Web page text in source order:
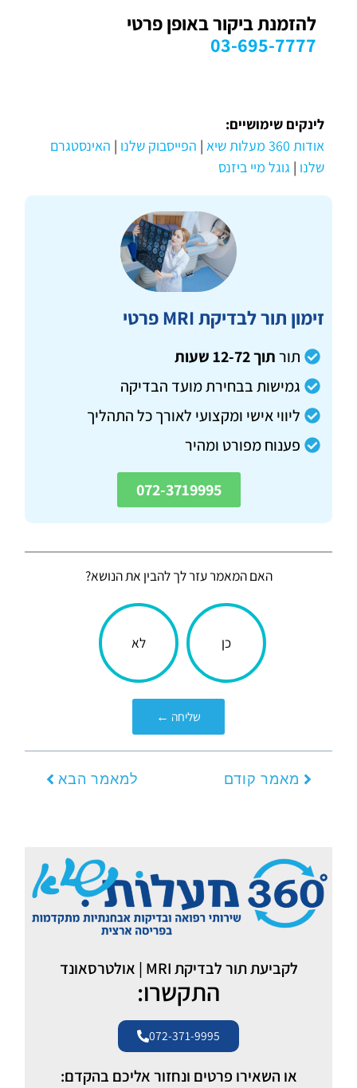
להזמנת ביקור באופן פרטי
03-695-7777
לינקים שימושיים:
אודות 360 מעלות שיא
| הפייסבוק שלנו | האינסטגרם
שלנו | גוגל מיי ביזנס
זימון תור לבדיקת MRI פרטי
תורתוך 12-72 שעות
גמישות בבחירת מועד הבדיקה
ליווי אישי ומקצועי לאורך כל התהליך
פענוח מפורט ומהיר
072-3719995
האם המאמר עזר לך להבין את הנושא?
הכתבה
עניינה
אותך?
כן לא
שליחה ←
מאמר קודם למאמר הבא
לקביעת תור לבדיקת MRI | אולטרסאונד
התקשרו:
072-371-9995
או השאירו פרטים ונחזור אליכם בהקדם: